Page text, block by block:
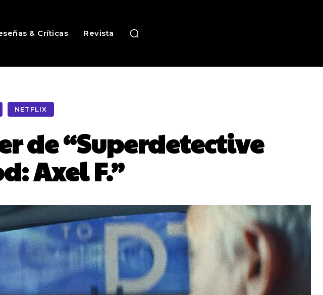
& Críticas Revista
NETFLIX
de “Superdetective
Axel F.”